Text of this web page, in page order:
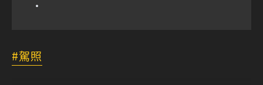
駕照